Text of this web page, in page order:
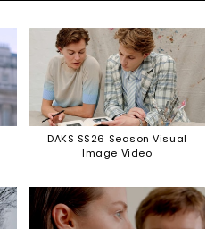
DAKS SS26 Season Visual
Image Video